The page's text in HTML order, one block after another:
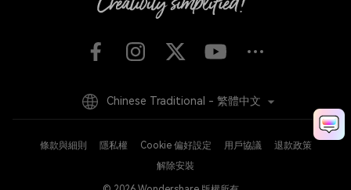
條款與細則 隱私權 Cookie 偏好設定 用戶協議
退款政策
解除安裝
Chinese Traditional - 繁體中文